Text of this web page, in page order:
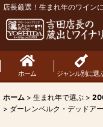
店長厳選！生まれ年のワイン
ホーム ジャンル別に選
ホーム > 生まれ年で選ぶ >
> ダーレンベルク・デッドア